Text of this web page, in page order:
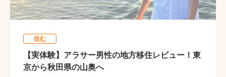
住む
【実体験】アラサー男性の地方移住レビュー！東
京から秋田県の山奥へ